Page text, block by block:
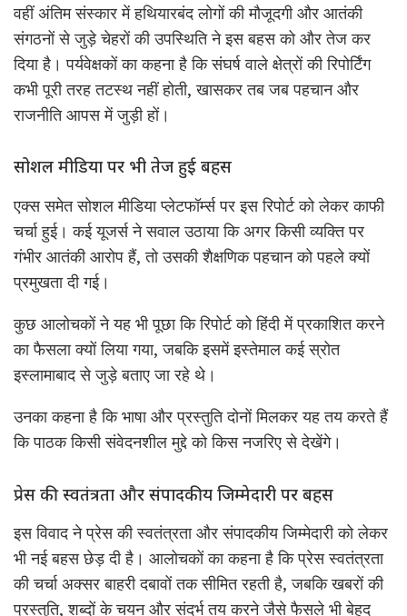
वहीं अंतिम संस्कार में हथियारबंद लोगों की मौजूदगी और आतंकी
संगठनों से जुड़े चेहरों की उपस्थिति ने इस बहस को और तेज कर
दिया है। पर्यवेक्षकों का कहना है कि संघर्ष वाले क्षेत्रों की रिपोर्टिंग
कभी पूरी तरह तटस्थ नहीं होती, खासकर तब जब पहचान और
राजनीति आपस में जुड़ी हों।
सोशल मीडिया पर भी तेज हुई बहस
एक्स समेत सोशल मीडिया प्लेटफॉर्म्स पर इस रिपोर्ट को लेकर काफी
चर्चा हुई। कई यूजर्स ने सवाल उठाया कि अगर किसी व्यक्ति पर
गंभीर आतंकी आरोप हैं, तो उसकी शैक्षणिक पहचान को पहले क्यों
प्रमुखता दी गई।
कुछ आलोचकों ने यह भी पूछा कि रिपोर्ट को हिंदी में प्रकाशित करने
का फैसला क्यों लिया गया, जबकि इसमें इस्तेमाल कई स्रोत
इस्लामाबाद से जुड़े बताए जा रहे थे।
उनका कहना है कि भाषा और प्रस्तुति दोनों मिलकर यह तय करते हैं
कि पाठक किसी संवेदनशील मुद्दे को किस नजरिए से देखेंगे।
प्रेस की स्वतंत्रता और संपादकीय जिम्मेदारी पर बहस
इस विवाद ने प्रेस की स्वतंत्रता और संपादकीय जिम्मेदारी को लेकर
भी नई बहस छेड़ दी है। आलोचकों का कहना है कि प्रेस स्वतंत्रता
की चर्चा अक्सर बाहरी दबावों तक सीमित रहती है, जबकि खबरों की
प्रस्तुति, शब्दों के चयन और संदर्भ तय करने जैसे फैसले भी बेहद